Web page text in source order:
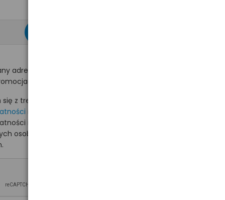
adres e-mail
na hurt.com.pl.
z treścią i akceptuję
i wyrażam zgodę
osobowych na